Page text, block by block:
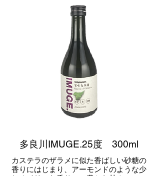
多良川IMUGE.25度 300ml
カステラのザラメに似た香ばしい砂糖の
香りにはじまり、アーモンドのような少